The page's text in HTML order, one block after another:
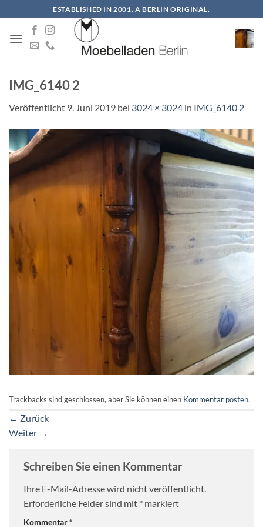
Inhalt
springen
ESTABLISHED IN 2001. A BERLIN ORIGINAL.
IMG_6140 2
Veröffentlicht 9. Juni 2019 bei 3024 × 3024 in IMG_6140 2
Trackbacks sind geschlossen, aber Sie können einen Kommentar posten.
← Zurück
Weiter →
Schreiben Sie einen Kommentar
Ihre E-Mail-Adresse wird nicht veröffentlicht.
Erforderliche Felder sind mit * markiert
Kommentar*